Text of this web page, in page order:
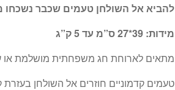
להביא אל השולחן טעמים שכבר נשכחו
מידות: 39*27 ס”מ עד 5 ק”ג
מתאים לארוחת חג משפחתית מושלמת או עד 8
טעמים קדמוניים חוזרים אל השולחן